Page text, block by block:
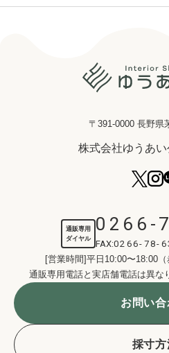
〒391-0000 長野県
株式会社ゆうあい
通販専用
ダイヤル
0266-
FAX:0266-78-
[営業時間]平日10:00〜18:00（
通販専用電話と実店舗電話は異な
お問い合
採寸方